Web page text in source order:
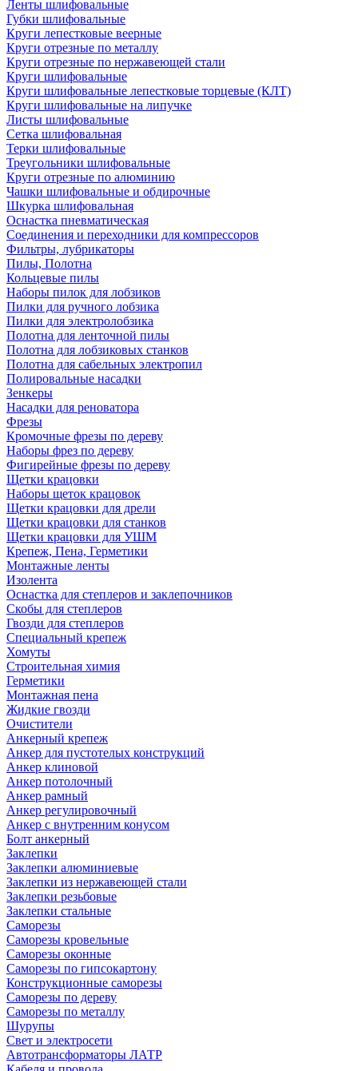
Ленты шлифовальные
Губки шлифовальные
Круги лепестковые веерные
Круги отрезные по металлу
Круги отрезные по нержавеющей стали
Круги шлифовальные
Круги шлифовальные лепестковые торцевые (КЛТ)
Круги шлифовальные на липучке
Листы шлифовальные
Сетка шлифовальная
Терки шлифовальные
Треугольники шлифовальные
Круги отрезные по алюминию
Чашки шлифовальные и обдирочные
Шкурка шлифовальная
Оснастка пневматическая
Соединения и переходники для компрессоров
Фильтры, лубрикаторы
Пилы, Полотна
Кольцевые пилы
Наборы пилок для лобзиков
Пилки для ручного лобзика
Пилки для электролобзика
Полотна для ленточной пилы
Полотна для лобзиковых станков
Полотна для сабельных электропил
Полировальные насадки
Зенкеры
Насадки для реноватора
Фрезы
Кромочные фрезы по дереву
Наборы фрез по дереву
Фигирейные фрезы по дереву
Щетки крацовки
Наборы щеток крацовок
Щетки крацовки для дрели
Щетки крацовки для станков
Щетки крацовки для УШМ
Крепеж, Пена, Герметики
Монтажные ленты
Изолента
Оснастка для степлеров и заклепочников
Скобы для степлеров
Гвозди для степлеров
Специальный крепеж
Хомуты
Строительная химия
Герметики
Монтажная пена
Жидкие гвозди
Очистители
Анкерный крепеж
Анкер для пустотелых конструкций
Анкер клиновой
Анкер потолочный
Анкер рамный
Анкер регулировочный
Анкер с внутренним конусом
Болт анкерный
Заклепки
Заклепки алюминиевые
Заклепки из нержавеющей стали
Заклепки резьбовые
Заклепки стальные
Саморезы
Саморезы кровельные
Саморезы оконные
Саморезы по гипсокартону
Конструкционные саморезы
Саморезы по дереву
Саморезы по металлу
Шурупы
Свет и электросети
Автотрансформаторы ЛАТР